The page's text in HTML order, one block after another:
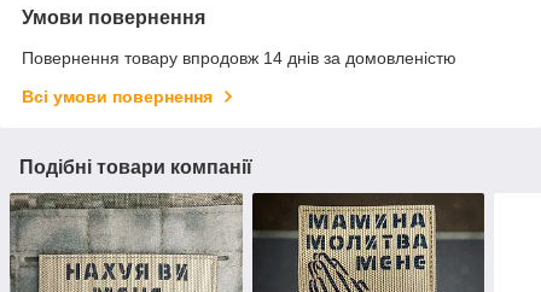
Умови повернення
Повернення товару впродовж 14 днів за домовленістю
Всі умови повернення
Подібні товари компанії